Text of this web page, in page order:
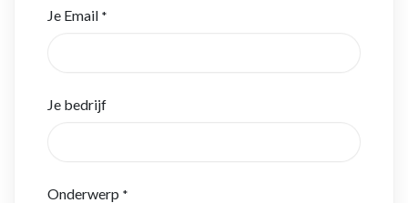
Je Email *
Je bedrijf
Onderwerp *